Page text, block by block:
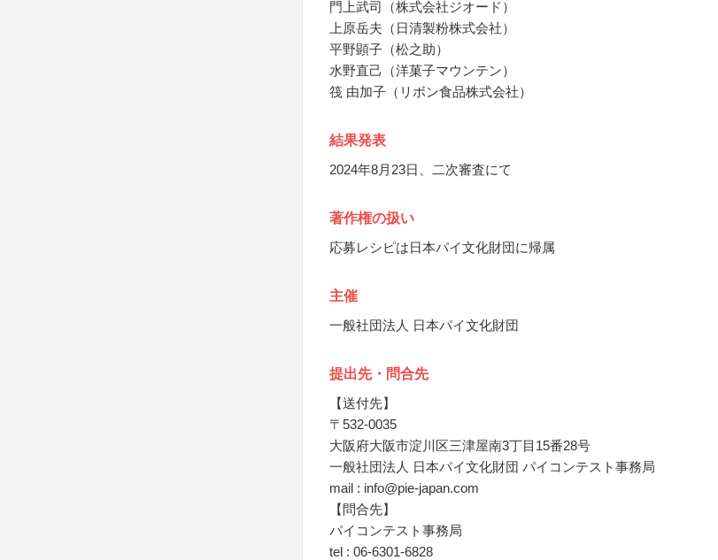
門上武司（株式会社ジオード）
上原岳夫（日清製粉株式会社）
平野顕子（松之助）
水野直己（洋菓子マウンテン）
筏 由加子（リボン食品株式会社）
結果発表
2024年8月23日、二次審査にて
著作権の扱い
応募レシピは日本パイ文化財団に帰属
主催
一般社団法人 日本パイ文化財団
提出先・問合先
【送付先】
〒532-0035
大阪府大阪市淀川区三津屋南3丁目15番28号
一般社団法人 日本パイ文化財団 パイコンテスト事務局
mail : info@pie-japan.com
【問合先】
パイコンテスト事務局
tel : 06-6301-6828